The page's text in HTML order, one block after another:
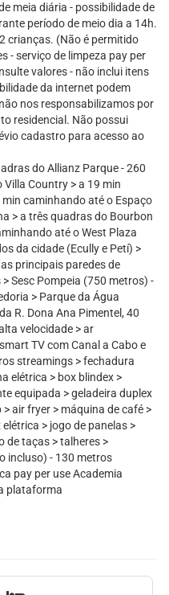
meia diária - possibilidade de
período de meio dia a 14h.
crianças. (Não é permitido
- serviço de limpeza pay per
valores - não inclui itens
da internet podem
nos responsabilizamos por
residencial. Não possui
cadastro para acesso ao
do Allianz Parque - 260
Country > a 19 min
caminhando até o Espaço
> a três quadras do Bourbon
até o West Plaza
da cidade (Ecully e Petí) >
principais paredes de
Sesc Pompeia (750 metros) -
> Parque da Água
R. Dona Ana Pimentel, 40
velocidade > ar
TV com Canal a Cabo e
streamings > fechadura
elétrica > box blindex >
equipada > geladeira duplex
air fryer > máquina de café >
> jogo de panelas >
de taças > talheres >
incluso) - 130 metros
pay per use Academia
plataforma